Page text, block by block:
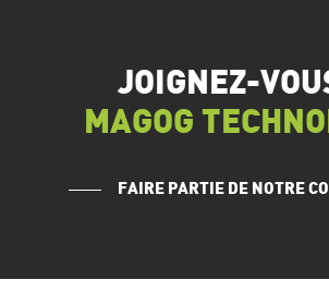
JOIGNEZ-
MAGOG
FAIRE PARTIE DE NOTRE